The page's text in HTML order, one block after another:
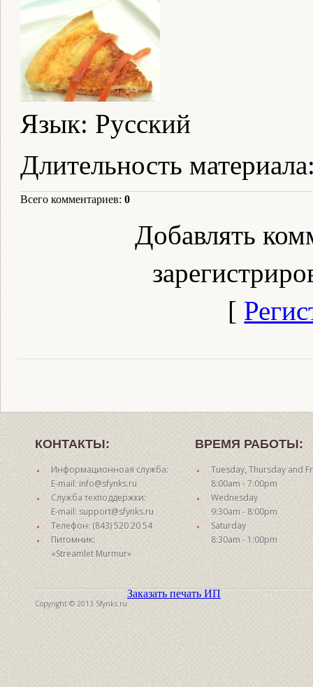
Язык: Русский
Длительность материала
Всего комментариев: 0
Добавлять
[
КОНТАКТЫ:
Информационноая служба:
E-mail: info@sfynks.ru
Служба техподдержки:
E-mail: support@sfynks.ru
Телефон: (843) 520 20 54
Питомник:
«Streamlet Murmur»
ВРЕМЯ РАБОТЫ:
Tuesday, Thursday and
8:00am - 7:00pm
Wednesday
9:30am - 8:00pm
Saturday
8:30am - 1:00pm
Copyright © 2013 Sfynks.ru
Заказать печать ИП